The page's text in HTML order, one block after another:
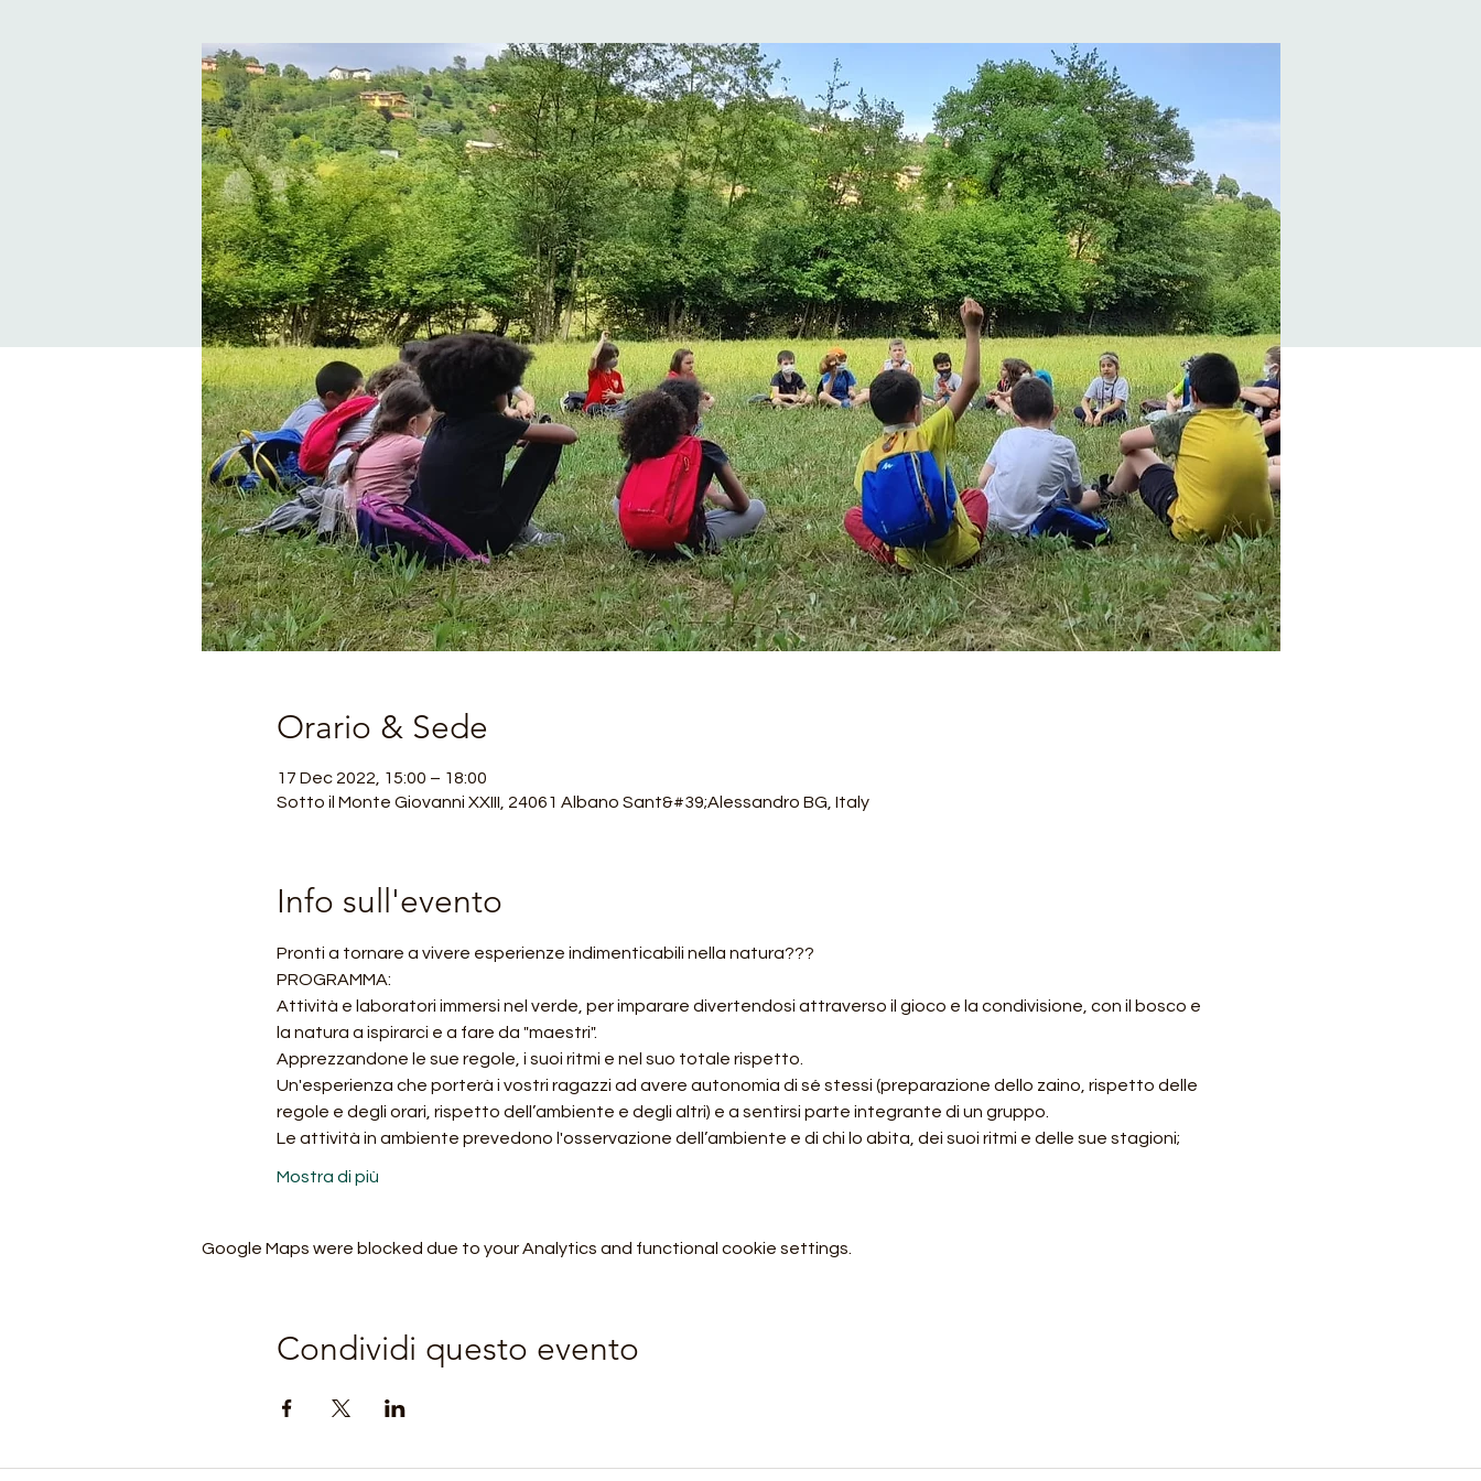
Orario & Sede
17 Dec 2022, 15:00 – 18:00
Sotto il Monte Giovanni XXIII, 24061 Albano Sant&#39;Alessandro BG, Italy
Info sull'evento
Pronti a tornare a vivere esperienze indimenticabili nella natura???
PROGRAMMA:
Attività e laboratori immersi nel verde, per imparare divertendosi attraverso il gioco e la condivisione, con il bosco e
la natura a ispirarci e a fare da "maestri".
Apprezzandone le sue regole, i suoi ritmi e nel suo totale rispetto.
Un'esperienza che porterà i vostri ragazzi ad avere autonomia di sé stessi (preparazione dello zaino, rispetto delle
regole e degli orari, rispetto dell’ambiente e degli altri) e a sentirsi parte integrante di un gruppo.
Le attività in ambiente prevedono l'osservazione dell’ambiente e di chi lo abita, dei suoi ritmi e delle sue stagioni;
Mostra di più
Google Maps were blocked due to your Analytics and functional cookie settings.
Condividi questo evento